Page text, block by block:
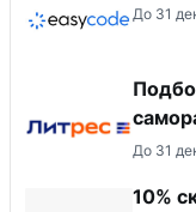
До 31
До 31
10%